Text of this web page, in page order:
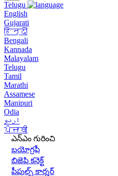
Telugu
English
Gujarati
हिन्दी
Bengali
Kannada
Malayalam
Telugu
Tamil
Marathi
Assamese
Manipuri
Odia
اردو
ਪੰਜਾਬੀ
ఎన్ఎం గురించి
బయోగ్రఫీ
బిజెపి కనెక్ట్
పీపుల్స్ కార్నర్